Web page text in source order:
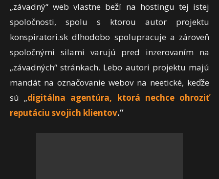
„závadný“ web vlastne beží na hostingu tej istej
spoločnosti, spolu s ktorou autor projektu
konspiratori.sk dlhodobo spolupracuje a zároveň
spoločnými silami varujú pred inzerovaním na
„závadných“ stránkach. Lebo autori projektu majú
mandát na označovanie webov na neetické, keďže
sú „digitálna agentúra, ktorá nechce ohroziť
reputáciu svojich klientov.“